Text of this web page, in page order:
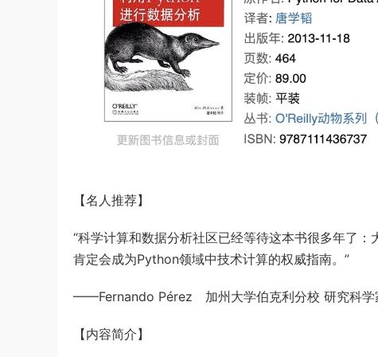
【名人推荐】
“科学计算和数据分析社区已经等待这本书很多年了
肯定会成为Python领域中技术计算的权威指南。”
——Fernando Pérez 加州大学伯克利分校 研究科学
【内容简介】